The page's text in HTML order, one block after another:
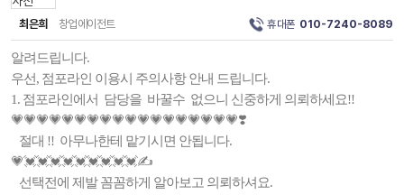
최은희 창업에이전트 휴대폰 010-7240-8089
알려드립니다.
우선, 점포라인 이용시 주의사항 안내 드립니다.
1. 점포라인에서 담당을 바꿀수 없으니 신중하게 의뢰하세요!!
💗💗💗💗💗💗💗💗💗💗💗💗💗💗💗💗💗💗❣️
절대 !! 아무나한테 맡기시면 안됩니다.
💗💓💓💓💓💓💓💓💓💓✍️
선택전에 제발 꼼꼼하게 알아보고 의뢰하셔요.